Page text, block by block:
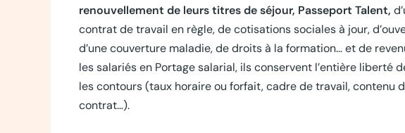
renouvellement de leurs titres de séjour, Passeport Talent,
contrat de travail en règle, de cotisations sociales à jour,
d’une couverture maladie, de droits à la formation… et de
les salariés en Portage salarial, ils conservent l’entière liberté
les contours (taux horaire ou forfait, cadre de travail, contenu
contrat…).